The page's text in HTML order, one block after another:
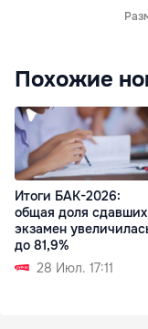
Похожие
Итоги БАК-2026:
общая доля сдавших
экзамен
до 81,9%
28 Июл. 17:11